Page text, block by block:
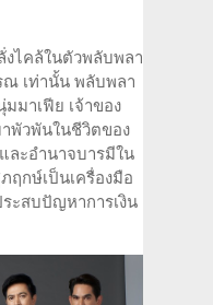
คล้ในตัวพลับพลา
ณ เท่านั้น พลับพลา
มาเฟีย เจ้าของ
พัวพันในชีวิตของ
ละอำนาจบารมีใน
ฤกษ์เป็นเครื่องมือ
ะสบปัญหาการเงิน